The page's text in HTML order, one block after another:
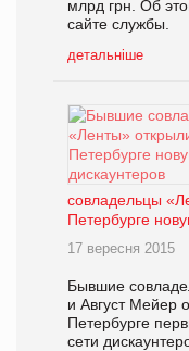
млрд грн. Об
сайте службы.
детальніше
совладельцы
Петербурге
17 вересня 2015
Бывшие
и Август Мейер
Петербурге
сети